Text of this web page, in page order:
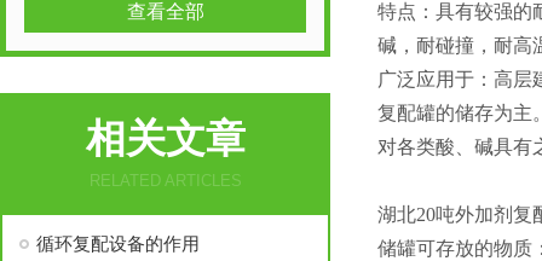
查看全部
相关文章
RELATED ARTICLES
循环复配设备的作用
特点：具有较强的
碱，耐碰撞，耐高
广泛应用于：高层
复配罐的储存为主
对各类酸、碱具有
湖北20吨外加剂复
储罐可存放的物质